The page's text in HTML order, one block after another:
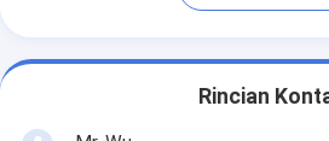
Rincian